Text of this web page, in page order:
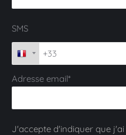
SMS
Adresse email*
J'accepte d'indiquer que j'ai